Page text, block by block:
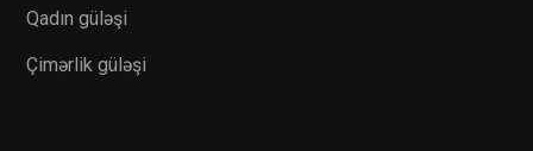
Qadın güləşi
Çimərlik güləşi